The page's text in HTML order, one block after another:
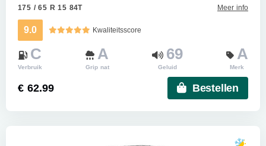
175 / 65 R 15 84T Meer info
9.0 Kwaliteitsscore
C
Verbruik
A
Grip nat
69
Geluid
A
Merk
€ 62.99 Bestellen